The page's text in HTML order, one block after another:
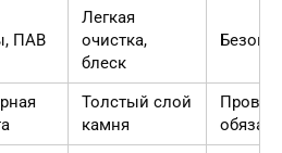
ПАВ
Легкая
очистка,
блеск
Толстый слой
камня